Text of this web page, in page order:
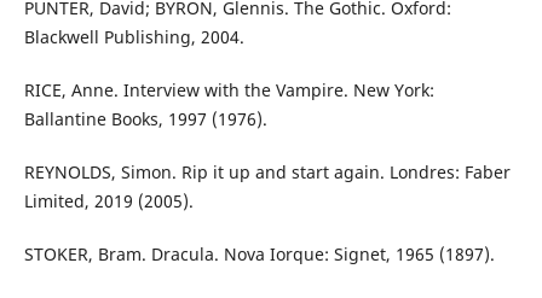
PUNTER, David; BYRON, Glennis. The Gothic. Oxford:
Blackwell Publishing, 2004.
RICE, Anne. Interview with the Vampire. New York:
Ballantine Books, 1997 (1976).
REYNOLDS, Simon. Rip it up and start again. Londres: Faber
Limited, 2019 (2005).
STOKER, Bram. Dracula. Nova Iorque: Signet, 1965 (1897).